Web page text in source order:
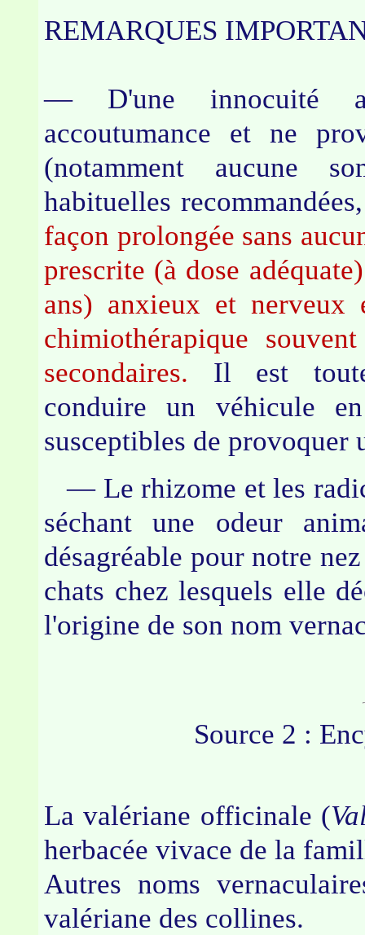
REMARQUES
— D'une innocuité
accoutumance et ne
(notamment aucune
habituelles
façon prolongée sans
prescrite (à dose
ans) anxieux et
chimiothérapique
secondaires. Il est
conduire un véhicule
susceptibles de provoquer
— Le rhizome et les
séchant une odeur
désagréable pour notre
chats chez lesquels elle
l'origine de son nom
Source 2 :
La valériane officinale (
herbacée vivace de la
Autres noms
valériane des collines.